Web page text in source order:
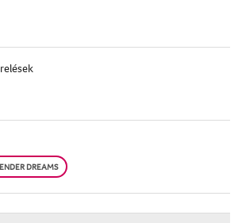
DREAMS